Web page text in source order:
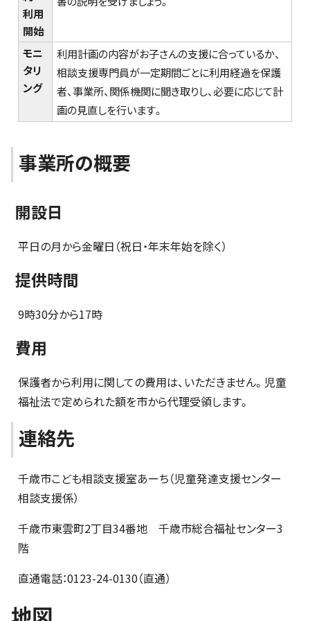
利用
開始
モニ
タリ
ング
利用計画の内容がお子さんの支援に合っているか、
相談支援専門員が一定期間ごとに利用経過を保護
者、事業所、関係機関に聞き取りし、必要に応じて計
画の見直しを行います。
事業所の概要
開設日
平日の月から金曜日（祝日・年末年始を除く）
提供時間
9時30分から17時
費用
保護者から利用に関しての費用は、いただきません。児童
福祉法で定められた額を市から代理受領します。
連絡先
千歳市こども相談支援室あーち（児童発達支援センター
相談支援係）
千歳市東雲町2丁目34番地 千歳市総合福祉センター3
階
直通電話：0123-24-0130（直通）